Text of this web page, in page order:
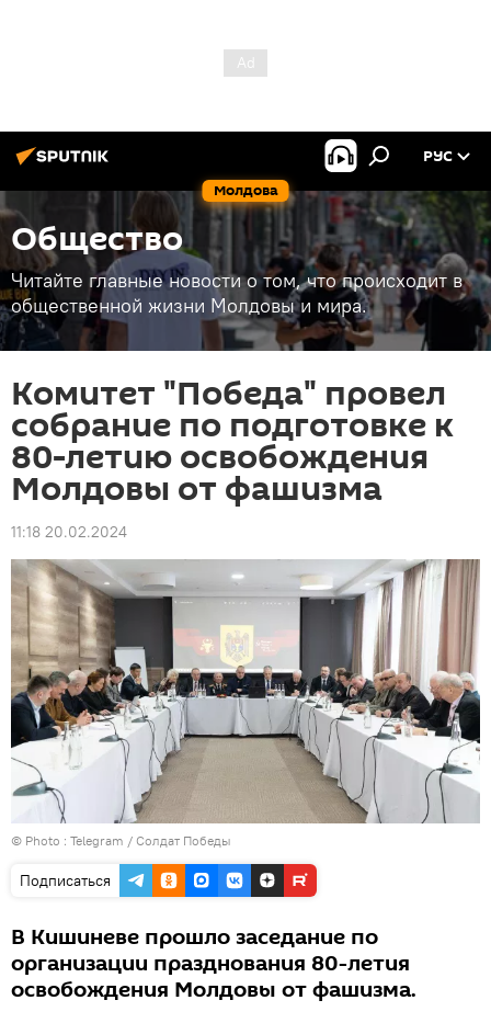
Молдова
РУС
Общество
Читайте главные новости о том, что происходит в
общественной жизни Молдовы и мира.
Комитет "Победа" провел
собрание по подготовке к
80-летию освобождения
Молдовы от фашизма
11:18 20.02.2024
© Photo : Telegram / Солдат Победы
Подписаться
В Кишиневе прошло заседание по
организации празднования 80-летия
освобождения Молдовы от фашизма.